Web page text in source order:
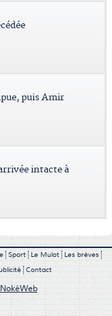
puis Amir
intacte à
Sport Le Mulot
Les brèves
Contact
NokéWeb